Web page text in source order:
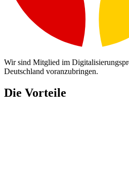
Wir sind Mitglied im
Deutschland voranzubringen.
Die Vorteile